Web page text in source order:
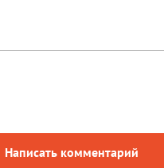
Написать комментарий